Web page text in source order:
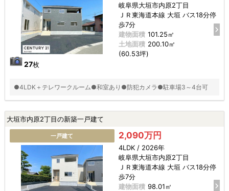
27枚
岐阜県大垣市内原2丁目
ＪＲ東海道本線 大垣 バス18分停
歩7分
建物面積 101.25㎡
土地面積 200.10㎡
(60.53坪)
●4LDK＋テレワークルーム●和室あり●防犯カメラ●駐車場3～4台可
大垣市内原2丁目の新築一戸建て
一戸建て 2,090万円
4LDK / 2026年
岐阜県大垣市内原2丁目
ＪＲ東海道本線 大垣 バス18分停
歩7分
建物面積 98.01㎡